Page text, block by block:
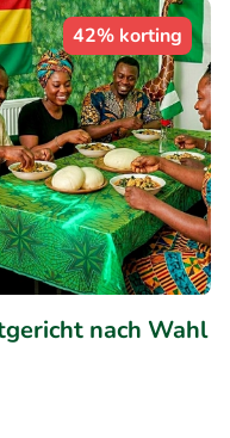
42% korting
nach Wahl